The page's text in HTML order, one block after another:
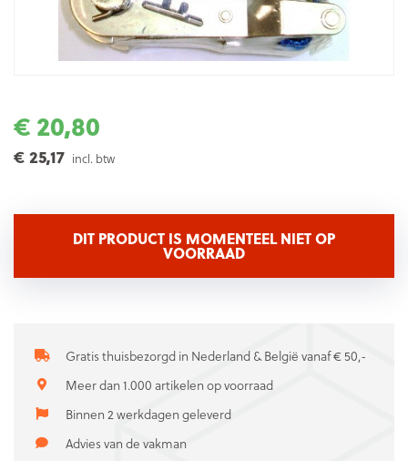
€ 20,80
€ 25,17 incl. btw
DIT PRODUCT IS MOMENTEEL NIET OP
VOORRAAD
Gratis thuisbezorgd in Nederland & België vanaf € 50,-
Meer dan 1.000 artikelen op voorraad
Binnen 2 werkdagen geleverd
Advies van de vakman